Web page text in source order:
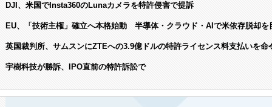
DJI、米国でInsta360のLunaカメラを特許侵害で提訴
EU、「技術主権」確立へ本格始動 半導体・クラウド・AIで米依存脱却を
英国裁判所、サムスンにZTEへの3.9億ドルの特許ライセンス料支払いを命
宇樹科技が勝訴、IPO直前の特許訴訟で